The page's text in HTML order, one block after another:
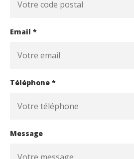
Email *
Téléphone *
Message